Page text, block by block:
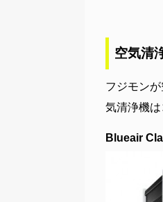
空気清
フジモン
気清浄機は
Blueair